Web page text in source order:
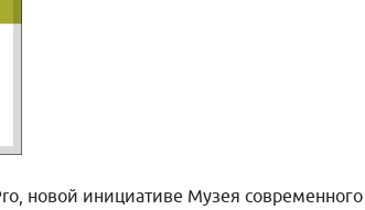
новой инициативе Музея современного